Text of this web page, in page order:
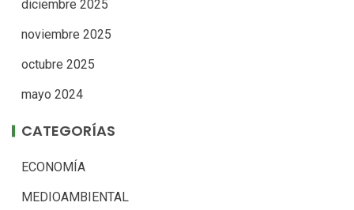
diciembre 2025
noviembre 2025
octubre 2025
mayo 2024
CATEGORÍAS
ECONOMÍA
MEDIOAMBIENTAL